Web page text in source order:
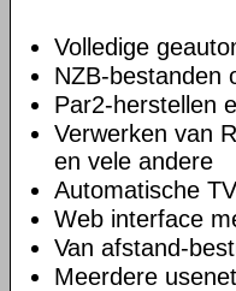
Volledige
NZB-bestanden
Par2-herstellen
Verwerken van
en vele andere
Automatische
Web interface
Van afstand-
Meerdere